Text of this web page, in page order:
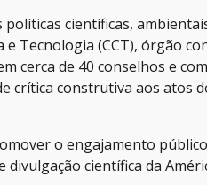
científicas,
Tecnologia (CCT), órgão
de 40 conselhos e
crítica construtiva aos atos
o engajamento
científica da